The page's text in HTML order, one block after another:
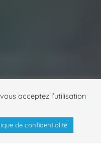
acceptez l’utilisation
de confidentialité